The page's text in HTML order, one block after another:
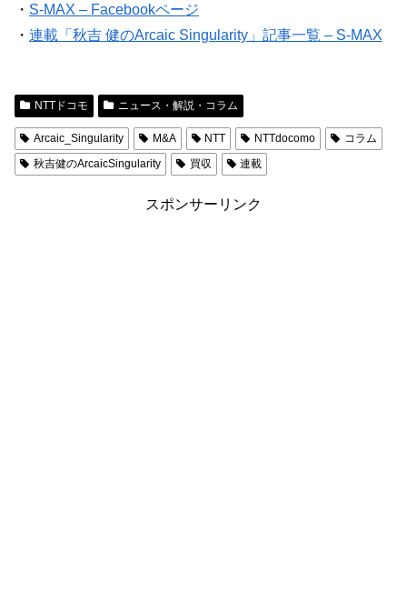
・ S-MAX – Facebookページ
・ 連載「秋吉 健のArcaic Singularity」記事一覧 – S-MAX
NTTドコモ ニュース・解説・コラム
Arcaic_Singularity M&A NTT NTTdocomo
コラム
秋吉健のArcaicSingularity
買収 連載
スポンサーリンク